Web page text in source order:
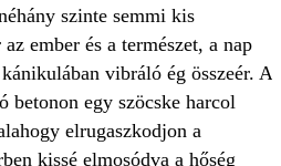
szinte semmi kis
ember és a természet, a nap
vibráló ég összeér. A
betonon egy szöcske harcol
elrugaszkodjon a
kissé elmosódva a hőség